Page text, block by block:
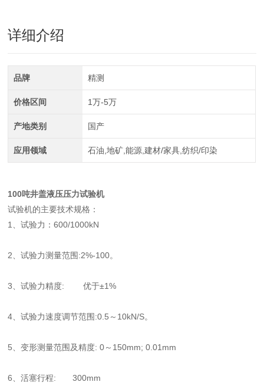
详细介绍
品牌 精测
价格区间 1万-5万
产地类别 国产
应用领域 石油,地矿,能源,建材/家具,纺织/印染
100吨井盖液压压力试验机
试验机的主要技术规格：
1、试验力：600/1000kN
2、试验力测量范围:2%-100。
3、试验力精度: 优于±1%
4、试验力速度调节范围:0.5～10kN/S。
5、变形测量范围及精度: 0～150mm; 0.01mm
6、活塞行程: 300mm